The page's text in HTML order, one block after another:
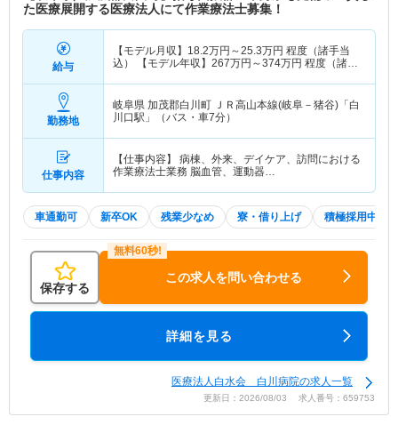
た医療展開する医療法人にて作業療法士募集！
給与
【モデル月収】 18.2万円～25.3万円 程度（諸手当
込） 【モデル年収】 267万円～374万円 程度（諸手
勤務地
岐阜県 加茂郡白川町 ＪＲ高山本線(岐阜－猪谷)「白
川口駅」（バス・車7分）
仕事内容
【仕事内容】 病棟、外来、デイケア、訪問における
作業療法士業務 脳血管、運動器…
車通勤可 新卒OK 残業少なめ 寮・借り上げ 積極採用中
保存する
この求人を問い合わせる
詳細を見る
医療法人白水会 白川病院の求人一覧
更新日：2026/08/03 求人番号：659753